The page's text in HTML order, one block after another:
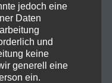
jedoch eine
Daten
und
keine
generell eine
ein.